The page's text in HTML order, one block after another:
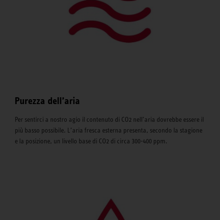
Purezza dell’aria
Per sentirci a nostro agio il contenuto di CO2 nell’aria dovrebbe essere il
più basso possibile. L’aria fresca esterna presenta, secondo la stagione
e la posizione, un livello base di CO2 di circa 300-400 ppm.